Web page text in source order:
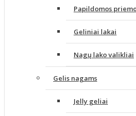
Papildomos
Geliniai lakai
Nagų lako valikliai
Gelis nagams
Jelly geliai